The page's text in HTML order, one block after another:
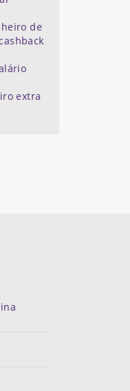
de
extra